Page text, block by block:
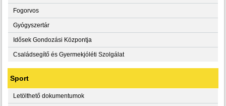
Fogorvos
Gyógyszertár
Idősek Gondozási Központja
Családsegítő és Gyermekjóléti Szolgálat
Sport
Letölthető dokumentumok